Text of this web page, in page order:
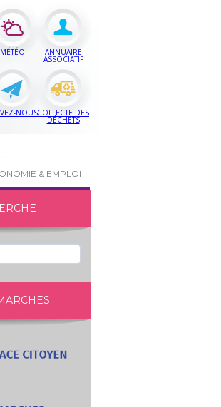
MÉTÉO ANNUAIRE
ASSOCIATIF
NOUSCOLLECTE DES
DÉCHETS
& EMPLOI